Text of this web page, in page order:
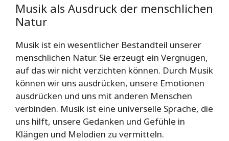
Musik als Ausdruck der menschlichen
Natur
Musik ist ein wesentlicher Bestandteil unserer
menschlichen Natur. Sie erzeugt ein Vergnügen,
auf das wir nicht verzichten können. Durch Musik
können wir uns ausdrücken, unsere Emotionen
ausdrücken und uns mit anderen Menschen
verbinden. Musik ist eine universelle Sprache, die
uns hilft, unsere Gedanken und Gefühle in
Klängen und Melodien zu vermitteln.